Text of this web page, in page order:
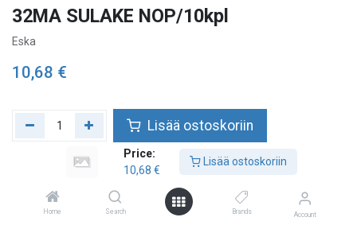
Price:
10,68 €
Lisää ostoskoriin
Home Search Brands Account
32MA SULAKE NOP/10kpl
Eska
10,68 €
Lisää ostoskoriin
Lisää toivelistalle